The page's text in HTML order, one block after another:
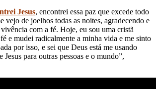
Jesus, encontrei essa paz que excede todo
vejo de joelhos todas as noites, agradecendo e
com a fé. Hoje, eu sou uma cristã
e mudei radicalmente a minha vida e me sinto
por isso, e sei que Deus está me usando
Jesus para outras pessoas e o mundo”,